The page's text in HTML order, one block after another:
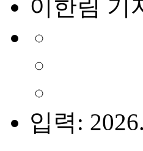
이한림 기
입력: